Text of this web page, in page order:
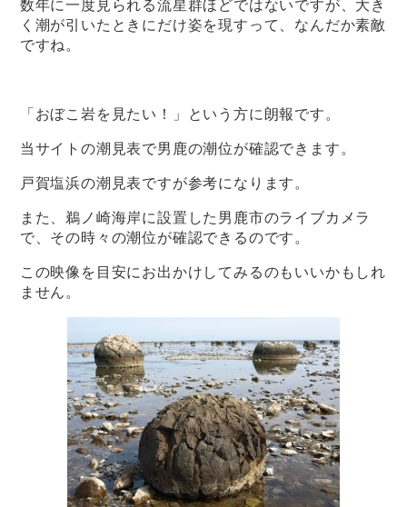
数年に一度見られる流星群ほどではないですが、大き
く潮が引いたときにだけ姿を現すって、なんだか素敵
ですね。
「おぼこ岩を見たい！」という方に朗報です。
当サイトの潮見表で男鹿の潮位が確認できます。
戸賀塩浜の潮見表ですが参考になります。
また、鵜ノ崎海岸に設置した 男鹿市のライブカメラ
で、その時々の潮位が確認できるのです。
この映像を目安にお出かけしてみるのもいいかもしれ
ません。